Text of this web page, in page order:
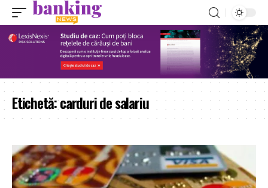
Etichetă:carduri de salariu